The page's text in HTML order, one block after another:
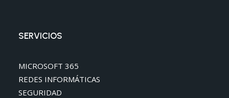
SERVICIOS
MICROSOFT 365
REDES INFORMÁTICAS
SEGURIDAD